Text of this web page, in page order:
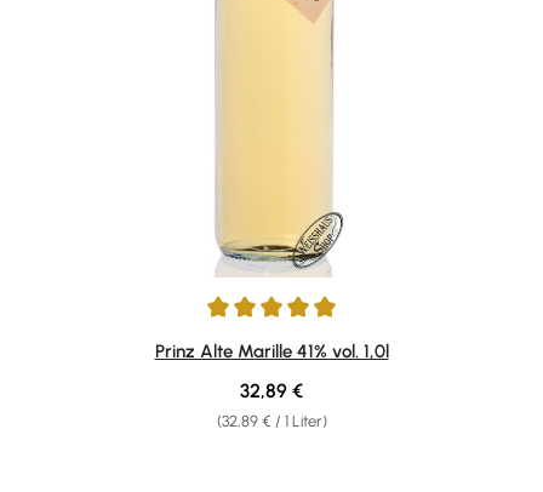
Durchschnittliche Bewertung von 4.96 von 5 Sternen
Prinz Alte Marille 41% vol. 1,0l
(32,89 € / 1 Liter)
Regulärer Preis:
32,89 €